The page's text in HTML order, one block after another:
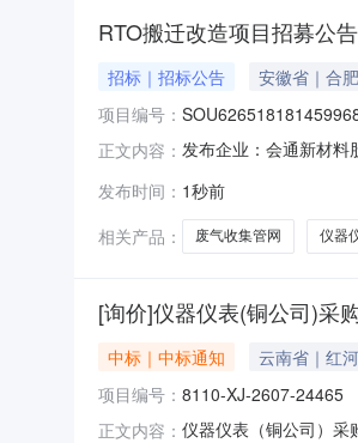
RTO搬迁改造项目招募公告
招标｜招标公告
安徽省｜合
项目编号：
正文内容： 发布企业：会通新材
网、仪器仪表、自控
发布时间： 1秒前
相关产品：
废气收集管网 仪器
[询价]仪器仪表(铜公司)采
中标｜中标通知
云南省｜红
项目编号： 8110-XJ-2607-24465
正文内容： 仪器仪表（铜公司）